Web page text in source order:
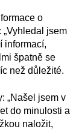
o
jsem
informací,
špatně se
než důležité.
„Našel jsem v
do minulosti a
naložit,